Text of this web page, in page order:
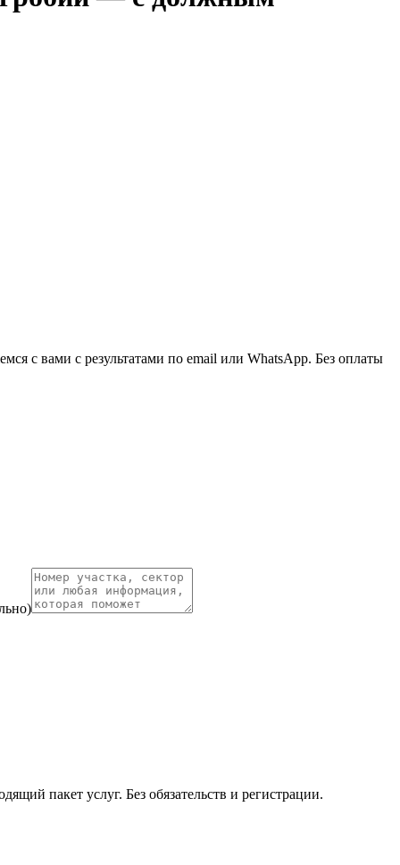
с вами с результатами по email или WhatsApp. Без оплаты
пакет услуг. Без обязательств и регистрации.